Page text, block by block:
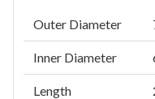
Outer Diameter
Inner Diameter
Length